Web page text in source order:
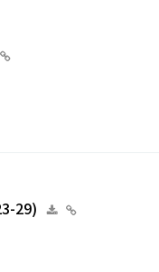
29)